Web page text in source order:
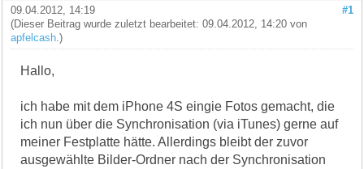
#1
09.04.2012, 14:19
(Dieser Beitrag wurde zuletzt bearbeitet: 09.04.2012, 14:20 von
apfelcash .)
Hallo,
ich habe mit dem iPhone 4S eingie Fotos gemacht, die
ich nun über die Synchronisation (via iTunes) gerne auf
meiner Festplatte hätte. Allerdings bleibt der zuvor
ausgewählte Bilder-Ordner nach der Synchronisation